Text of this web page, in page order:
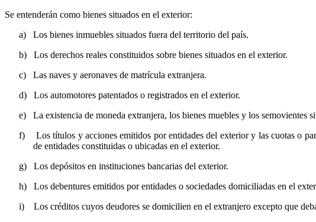
Se entenderán como bienes situados en el exterior:
a)
Los bienes inmuebles situados fuera del territorio del país.
b)
Los derechos reales constituidos sobre bienes situados en el exterior.
c)
Las naves y aeronaves de matrícula extranjera.
d)
Los automotores patentados o registrados en el exterior.
e)
La existencia de moneda extranjera, los bienes muebles y los semovientes
f)
Los títulos y acciones emitidos por entidades del exterior y las cuotas o
de entidades constituidas o ubicadas en el exterior.
g)
Los depósitos en instituciones bancarias del exterior.
h)
Los debentures emitidos por entidades o sociedades domiciliadas en el
i)
Los créditos cuyos deudores se domicilien en el extranjero excepto que